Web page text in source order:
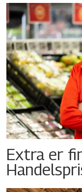
Extra er